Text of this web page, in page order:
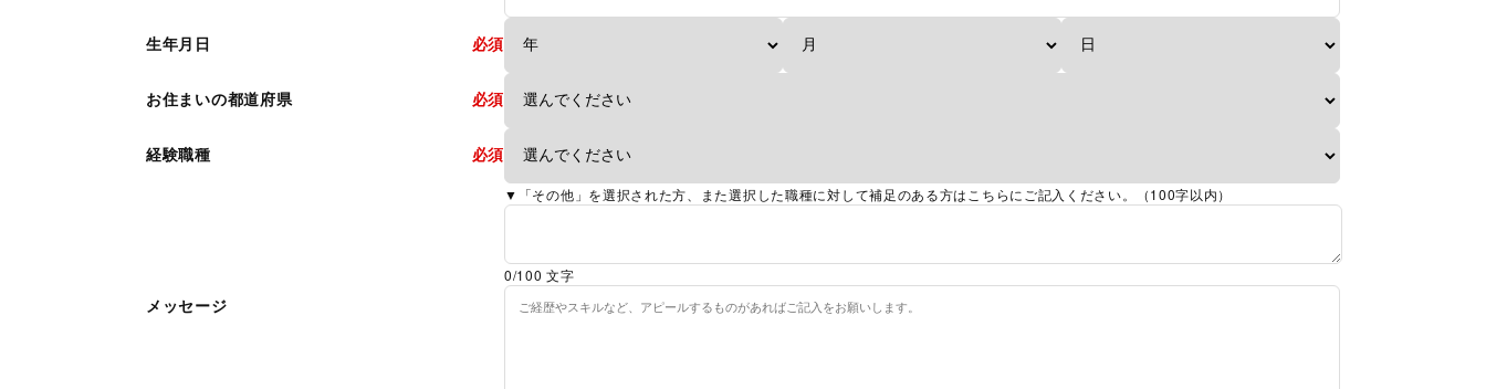
生年月日 必須
お住まいの都道府県 必須
経験職種 必須
▼「その他」を選択された方、また選択した職種に対して補足のある方はこちらにご記入ください。（100字以内）
0/100 文字
メッセージ